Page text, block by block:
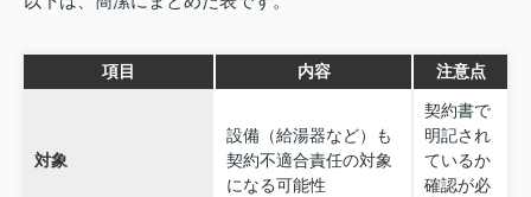
項目 内容 注意点
対象
設備（給湯器など）も
契約不適合責任の対象
になる可能性
契約書で
明記され
ているか
確認が必